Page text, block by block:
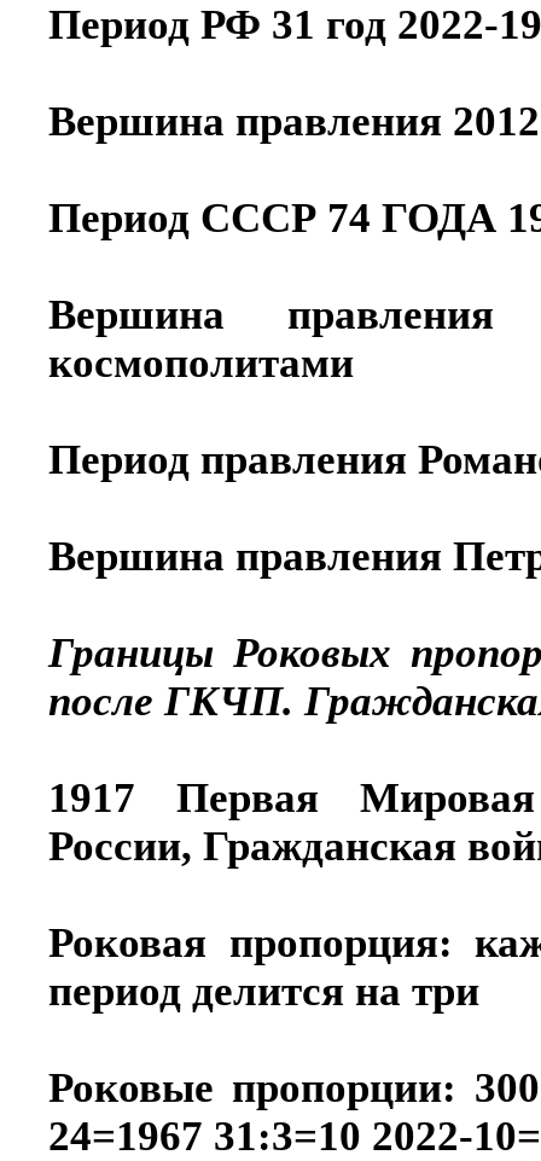
Период РФ 31 год 2022-
Вершина правления
Период СССР 74 ГОДА
Вершина
космополитами
Период правления
Вершина правления
Границы Роковых
после ГКЧП.
1917 Первая
России, Гражданская
Роковая пропорция:
период делится на три
Роковые пропорции:
24=1967 31:3=10 2022-